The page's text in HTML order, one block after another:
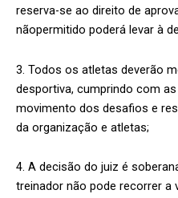
reserva-se ao direito de
nãopermitido poderá levar à
3. Todos os atletas deverão
desportiva, cumprindo com
movimento dos desafios e
da organização e atletas;
4. A decisão do juiz é
treinador não pode recorrer a